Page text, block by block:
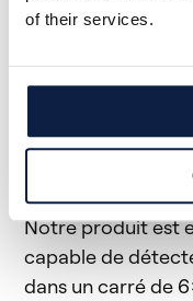
of their services.
avantages
Avantages pour
Notre produit
jusqu'à 90 % de
que les engrais,
Notre produit est
capable de
dans un carré de